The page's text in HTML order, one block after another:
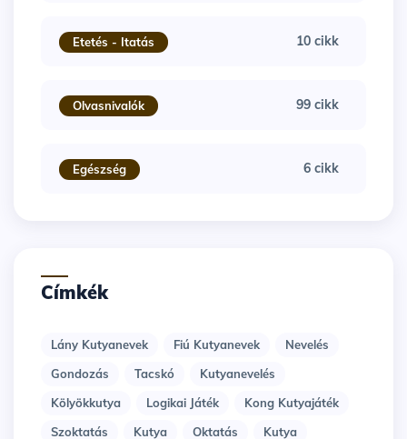
Etetés - Itatás 10 cikk
Olvasnivalók 99 cikk
Egészség 6 cikk
Címkék
Lány Kutyanevek Fiú Kutyanevek
Nevelés
Gondozás
Tacskó
Kutyanevelés
Kölyökkutya
Logikai Játék
Kong Kutyajáték
Szoktatás
Kutya Oktatás Kutya